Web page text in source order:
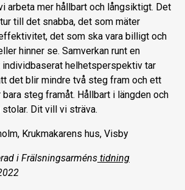
arbeta mer hållbart och långsiktigt. Det
till det snabba, det som mäter
det som ska vara billigt och
hinner se. Samverkan runt en
individbaserat helhetsperspektiv tar
det blir mindre två steg fram och ett
steg framåt. Hållbart i längden och
Dit vill vi sträva.
Krukmakarens hus, Visby
i Frälsningsarméns tidning